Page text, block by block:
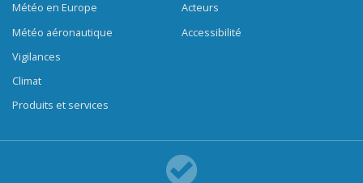
Météo en Europe
Météo aéronautique
Vigilances
Climat
Produits et services
Acteurs
Accessibilité